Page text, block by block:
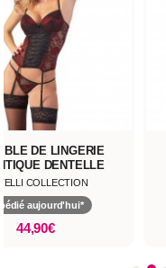
DE LINGERIE
DENTELLE
COLLECTION
aujourd'hui*
44,90€